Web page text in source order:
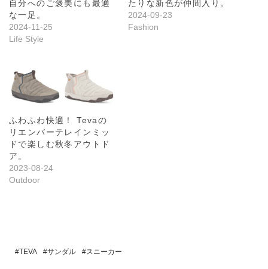
自分へのご褒美にも最適
な一足。
2024-11-25
Life Style
たりな新色が仲間入り。
2024-09-23
Fashion
ふわふわ快適！ Tevaの
リエンバーテレインミッ
ドで楽しむ秋冬アウトド
ア。
2023-08-24
Outdoor
TEVA サンダル スニーカー